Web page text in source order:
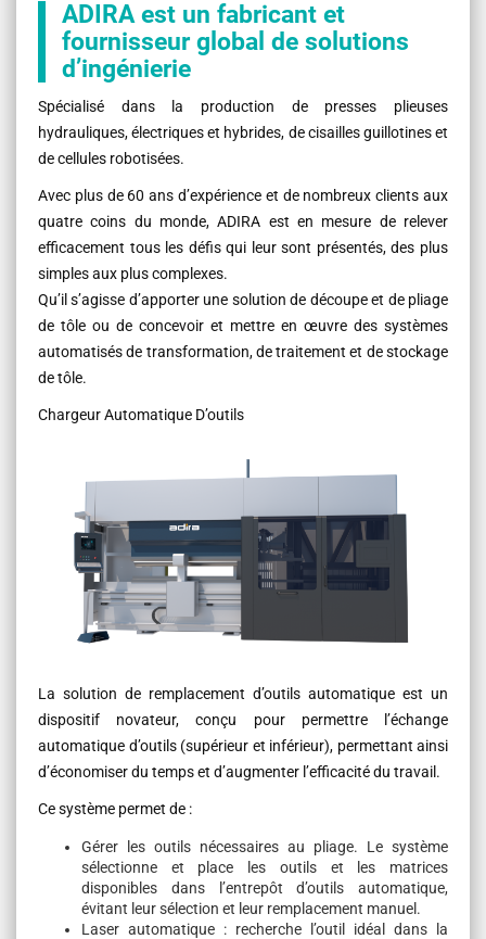
ADIRA est un fabricant et
fournisseur global de solutions
d’ingénierie
Spécialisé dans la production de presses plieuses
hydrauliques, électriques et hybrides, de cisailles guillotines et
de cellules robotisées.
Avec plus de 60 ans d’expérience et de nombreux clients aux
quatre coins du monde, ADIRA est en mesure de relever
efficacement tous les défis qui leur sont présentés, des plus
simples aux plus complexes.
Qu’il s’agisse d’apporter une solution de découpe et de pliage
de tôle ou de concevoir et mettre en œuvre des systèmes
automatisés de transformation, de traitement et de stockage
de tôle.
Chargeur Automatique D’outils
La solution de remplacement d’outils automatique est un
dispositif novateur, conçu pour permettre l’échange
automatique d’outils (supérieur et inférieur), permettant ainsi
d’économiser du temps et d’augmenter l’efficacité du travail.
Ce système permet de :
Gérer les outils nécessaires au pliage. Le système
sélectionne et place les outils et les matrices
disponibles dans l’entrepôt d’outils automatique,
évitant leur sélection et leur remplacement manuel.
Laser automatique : recherche l’outil idéal dans la